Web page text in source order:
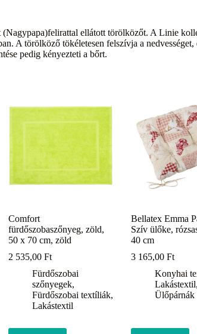
(Nagypapa)felirattal ellátott törölközőt. A Linie
A törölköző tökéletesen felszívja a nedvességet,
pedig kényezteti a bőrt.
Comfort
fürdőszobaszőnyeg, zöld,
50 x 70 cm, zöld
2 535,00Ft
Fürdőszobai
szőnyegek,
Fürdőszobai textíliák,
Lakástextil
Bellatex Emma
Szív ülőke,
40 cm
3 165,00Ft
Konyhai
Lakástextil,
Ülőpárnák